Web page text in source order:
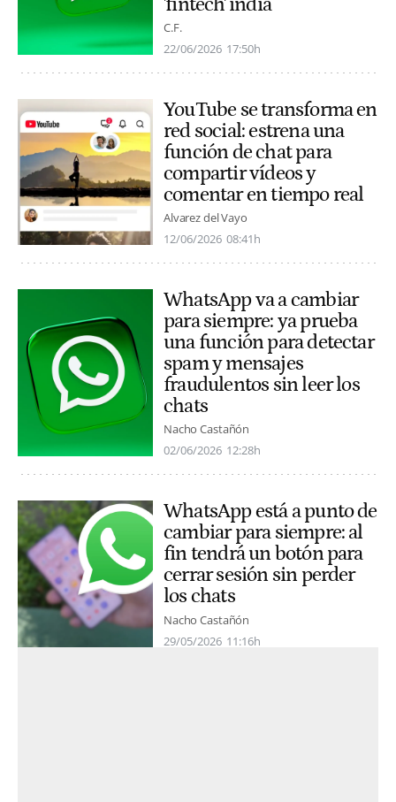
C.F.
22/06/2026 17:50h
YouTube se transforma en
red social: estrena una
función de chat para
compartir vídeos y
comentar en tiempo real
Alvarez del Vayo
12/06/2026 08:41h
WhatsApp va a cambiar
para siempre: ya prueba
una función para detectar
spam y mensajes
fraudulentos sin leer los
chats
Nacho Castañón
02/06/2026 12:28h
WhatsApp está a punto de
cambiar para siempre: al
fin tendrá un botón para
cerrar sesión sin perder
los chats
Nacho Castañón
29/05/2026 11:16h